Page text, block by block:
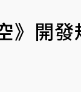
》開發